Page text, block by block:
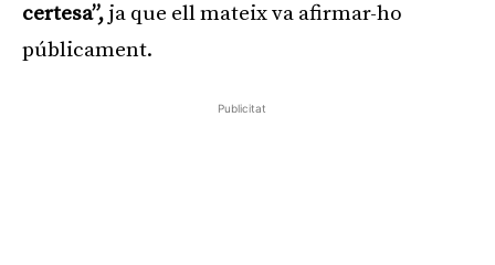
certesa”, ja que ell mateix va afirmar-ho
públicament.
Publicitat